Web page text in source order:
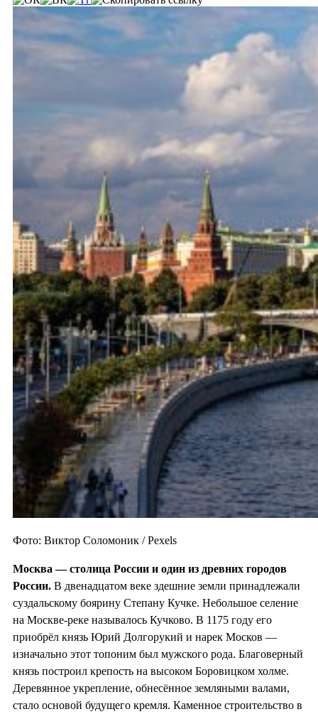
Фото: Виктор Соломоник / Pexels
Москва — столица России и один из древних городов
России. В двенадцатом веке здешние земли принадлежали
суздальскому боярину Степану Кучке. Небольшое селение
на Москве-реке называлось Кучково. В 1175 году его
приобрёл князь Юрий Долгорукий и нарек Москов —
изначально этот топоним был мужского рода. Благоверный
князь построил крепость на высоком Боровицком холме.
Деревянное укрепление, обнесённое земляными валами,
стало основой будущего кремля. Каменное строительство в